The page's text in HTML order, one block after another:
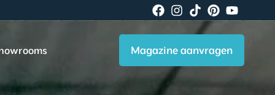
Magazine aanvragen